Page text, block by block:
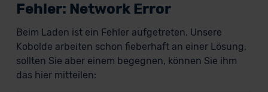
Fehler: Network Error
Beim Laden ist ein Fehler aufgetreten. Unsere
Kobolde arbeiten schon fieberhaft an einer Lösung,
sollten Sie aber einem begegnen, können Sie ihm
das hier mitteilen: